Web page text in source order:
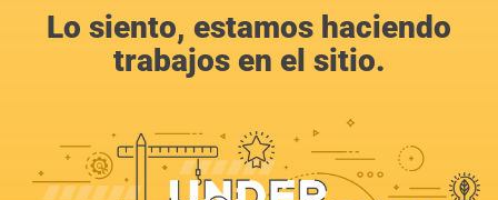
Lo siento, estamos haciendo
trabajos en el sitio.